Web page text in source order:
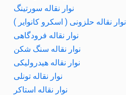
نوار نقاله سورتینگ
نوار نقاله حلزونی ( اسکرو کانوایر )
نوار نقاله فرودگاهی
نوار نقاله سنگ شکن
نوار نقاله هیدرولیکی
نوار نقاله تونلی
نوار نقاله استاکر